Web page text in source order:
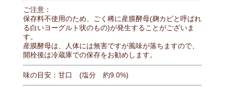
ご注意：
保存料不使用のため、ごく稀に産膜酵母(麹カビと呼ばれ
る白いヨーグルト状のもの)が発生することがございま
す。
産膜酵母は、人体には無害ですが風味が落ちますので、
開栓後は冷蔵庫での保存をお勧めします。
味の目安：甘口 (塩分 約9.0%)